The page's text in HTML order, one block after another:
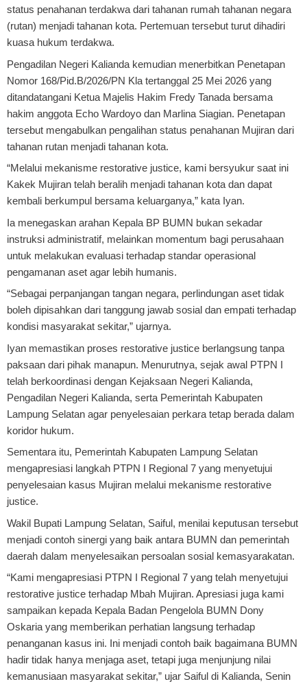
status penahanan terdakwa dari tahanan rumah tahanan negara
(rutan) menjadi tahanan kota. Pertemuan tersebut turut dihadiri
kuasa hukum terdakwa.
Pengadilan Negeri Kalianda kemudian menerbitkan Penetapan
Nomor 168/Pid.B/2026/PN Kla tertanggal 25 Mei 2026 yang
ditandatangani Ketua Majelis Hakim Fredy Tanada bersama
hakim anggota Echo Wardoyo dan Marlina Siagian. Penetapan
tersebut mengabulkan pengalihan status penahanan Mujiran dari
tahanan rutan menjadi tahanan kota.
“Melalui mekanisme restorative justice, kami bersyukur saat ini
Kakek Mujiran telah beralih menjadi tahanan kota dan dapat
kembali berkumpul bersama keluarganya,” kata Iyan.
Ia menegaskan arahan Kepala BP BUMN bukan sekadar
instruksi administratif, melainkan momentum bagi perusahaan
untuk melakukan evaluasi terhadap standar operasional
pengamanan aset agar lebih humanis.
“Sebagai perpanjangan tangan negara, perlindungan aset tidak
boleh dipisahkan dari tanggung jawab sosial dan empati terhadap
kondisi masyarakat sekitar,” ujarnya.
Iyan memastikan proses restorative justice berlangsung tanpa
paksaan dari pihak manapun. Menurutnya, sejak awal PTPN I
telah berkoordinasi dengan Kejaksaan Negeri Kalianda,
Pengadilan Negeri Kalianda, serta Pemerintah Kabupaten
Lampung Selatan agar penyelesaian perkara tetap berada dalam
koridor hukum.
Sementara itu, Pemerintah Kabupaten Lampung Selatan
mengapresiasi langkah PTPN I Regional 7 yang menyetujui
penyelesaian kasus Mujiran melalui mekanisme restorative
justice.
Wakil Bupati Lampung Selatan, Saiful, menilai keputusan tersebut
menjadi contoh sinergi yang baik antara BUMN dan pemerintah
daerah dalam menyelesaikan persoalan sosial kemasyarakatan.
“Kami mengapresiasi PTPN I Regional 7 yang telah menyetujui
restorative justice terhadap Mbah Mujiran. Apresiasi juga kami
sampaikan kepada Kepala Badan Pengelola BUMN Dony
Oskaria yang memberikan perhatian langsung terhadap
penanganan kasus ini. Ini menjadi contoh baik bagaimana BUMN
hadir tidak hanya menjaga aset, tetapi juga menjunjung nilai
kemanusiaan masyarakat sekitar,” ujar Saiful di Kalianda, Senin